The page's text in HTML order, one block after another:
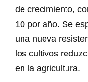
de crecimiento,
10 por año. Se
una nueva
los cultivos
en la agricultura.